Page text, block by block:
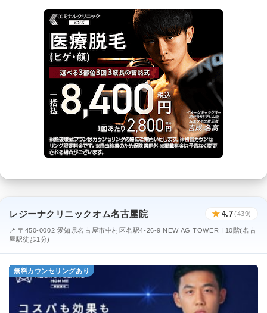
レジーナクリニックオム名古屋院 ★ 4.7(439)
📍 〒450-0002 愛知県名古屋市中村区名駅4-26-9 NEW AG TOWER I 10階(名古
屋駅徒歩1分)
無料カウンセリングあり